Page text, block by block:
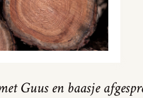
Guus en baasje